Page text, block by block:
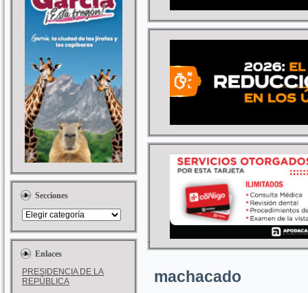
Secciones
Enlaces
PRESIDENCIA DE LA
REPÚBLICA
machacado